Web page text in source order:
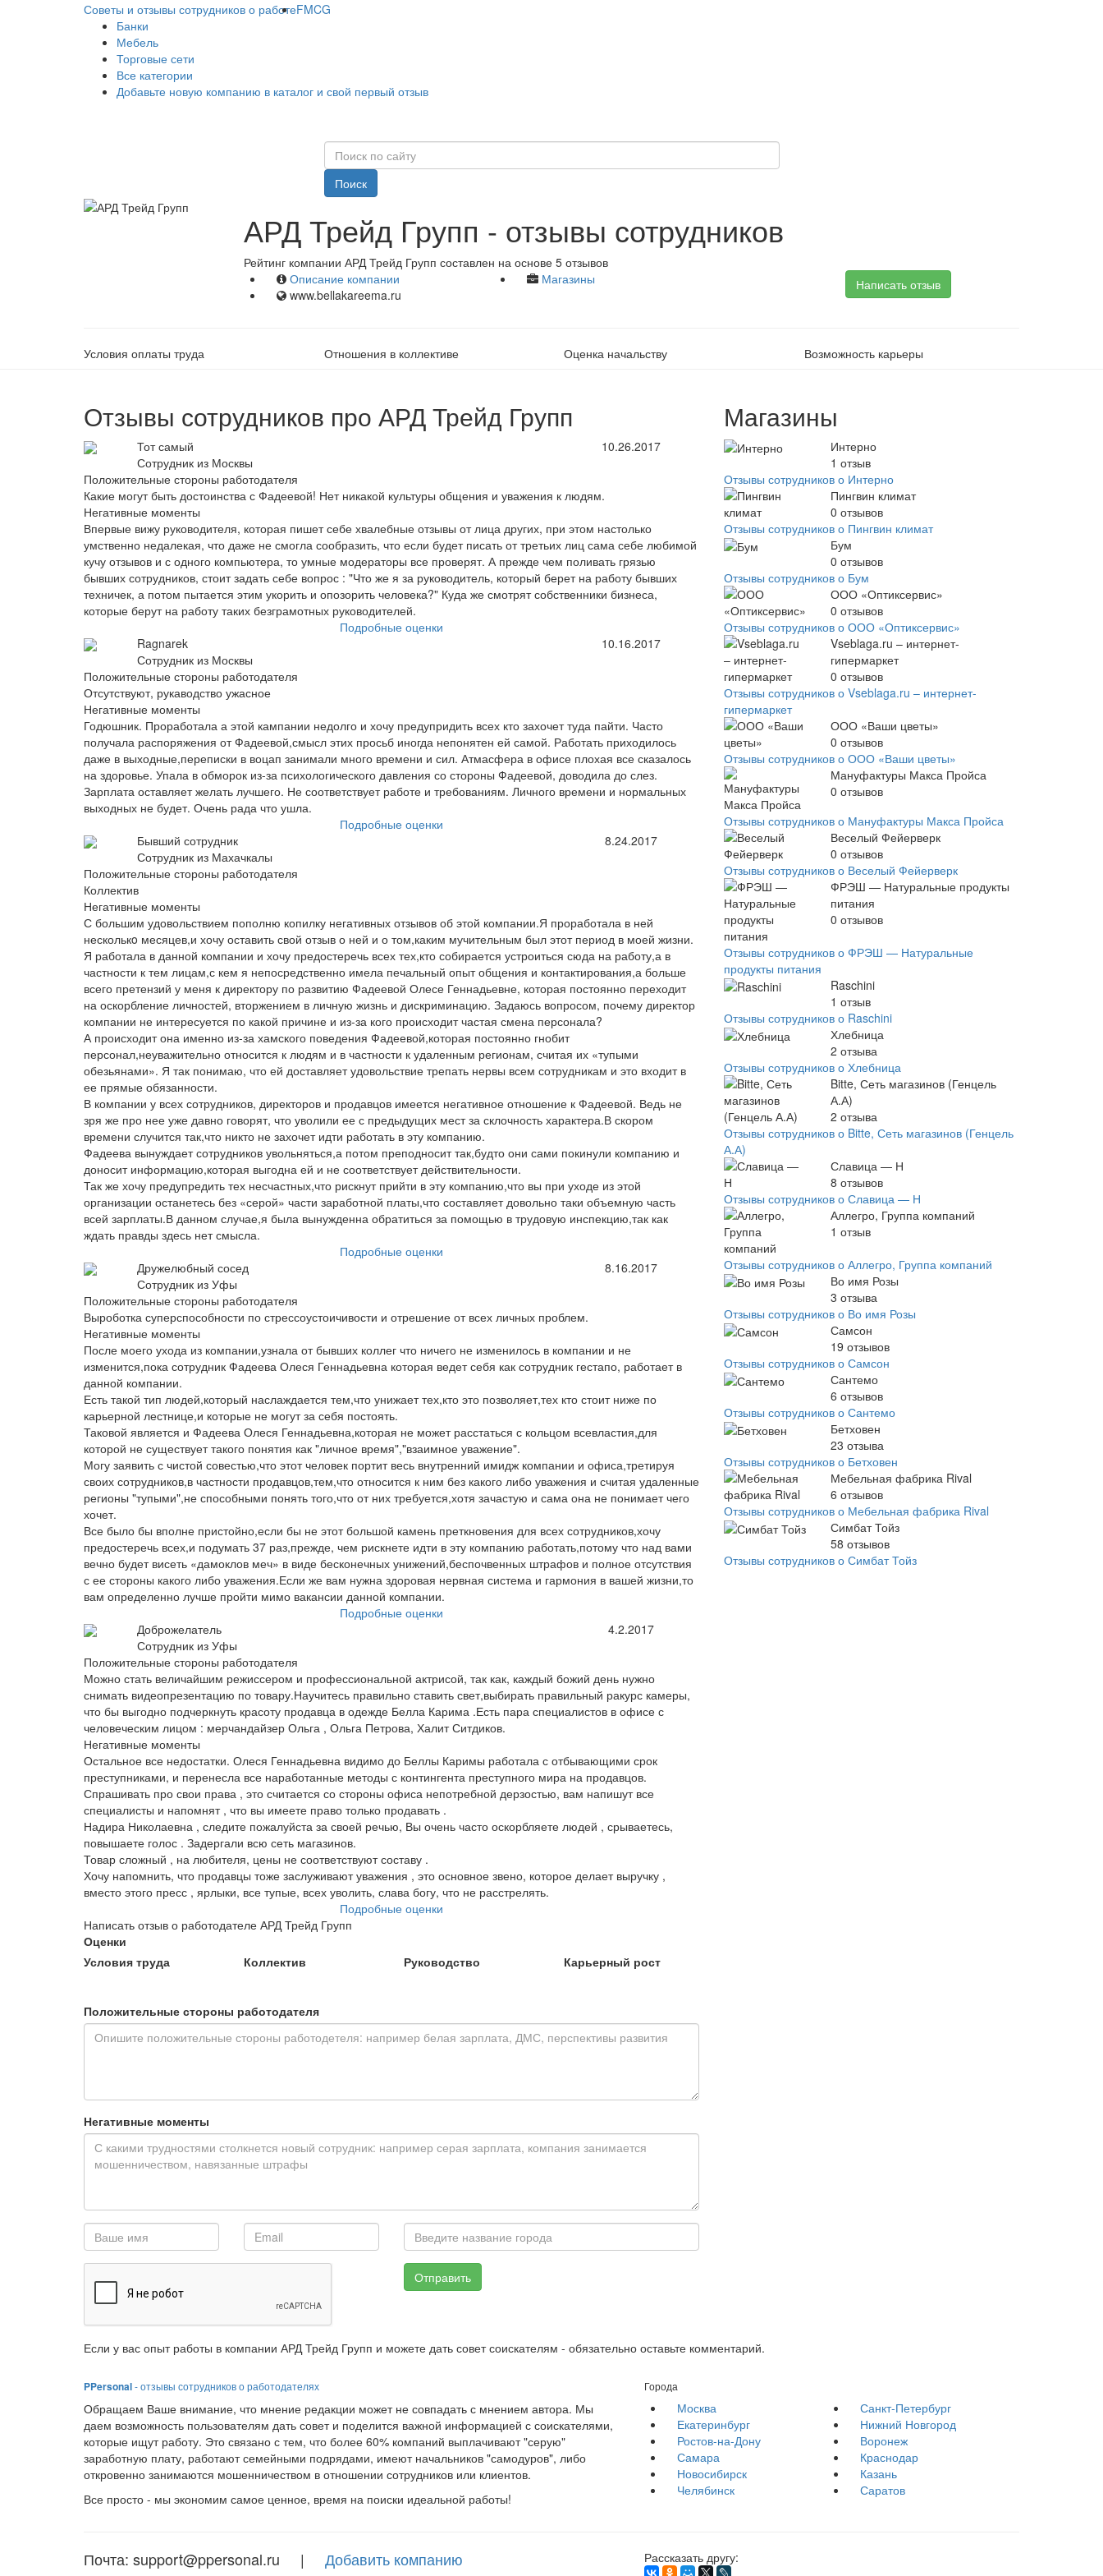
Советы и отзывы сотрудников о работеFMCG
Банки
Мебель
Торговые сети
Все категории
Добавьте новую компанию в каталог и свой первый отзыв
Поиск
АРД Трейд Групп - отзывы сотрудников
Рейтинг компании АРД Трейд Групп составлен на основе 5 отзывов
Описание компании
Магазины
www.bellakareema.ru
Написать отзыв
Условия оплаты труда Отношения в коллективе Оценка начальству Возможность карьеры
Отзывы сотрудников про АРД Трейд Групп
Тот самый
Сотрудник из Москвы
10.26.2017
Положительные стороны работодателя
Какие могут быть достоинства с Фадеевой! Нет никакой культуры общения и уважения к людям.
Негативные моменты
Впервые вижу руководителя, которая пишет себе хвалебные отзывы от лица других, при этом настолько
умственно недалекая, что даже не смогла сообразить, что если будет писать от третьих лиц сама себе любимой
кучу отзывов и с одного компьютера, то умные модераторы все проверят. А прежде чем поливать грязью
бывших сотрудников, стоит задать себе вопрос : "Что же я за руководитель, который берет на работу бывших
техничек, а потом пытается этим укорить и опозорить человека?" Куда же смотрят собственники бизнеса,
которые берут на работу таких безграмотных руководителей.
Подробные оценки
Ragnarek
Сотрудник из Москвы
10.16.2017
Положительные стороны работодателя
Отсутствуют, рукаводство ужасное
Негативные моменты
Годюшник. Проработала а этой кампании недолго и хочу предупридить всех кто захочет туда пайти. Часто
получала распоряжения от Фадеевой,смысл этих просьб иногда непонятен ей самой. Работать приходилось
даже в выходные,переписки в воцап занимали много времени и сил. Атмасфера в офисе плохая все сказалось
на здоровье. Упала в обморок из-за психологического давления со стороны Фадеевой, доводила до слез.
Зарплата оставляет желать лучшего. Не соответствует работе и требованиям. Личного времени и нормальных
выходных не будет. Очень рада что ушла.
Подробные оценки
Бывший сотрудник
Сотрудник из Махачкалы
8.24.2017
Положительные стороны работодателя
Коллектив
Негативные моменты
С большим удовольствием пополню копилку негативных отзывов об этой компании.Я проработала в ней
несколькo месяцев,и хочу оставить свой отзыв о ней и о том,каким мучительным был этот период в моей жизни.
Я работала в данной компании и хочу предостеречь всех тех,кто собирается устроиться сюда на работу,а в
частности к тем лицам,с кем я непосредственно имела печальный опыт общения и контактирования,а больше
всего претензий у меня к директору по развитию Фадеевой Олесе Геннадьевне, которая постоянно переходит
на оскорбление личностей, вторжением в личную жизнь и дискриминацию. Задаюсь вопросом, почему директор
компании не интересуется по какой причине и из-за кого происходит частая смена персонала?
А происходит она именно из-за хамского поведения Фадеевой,которая постоянно гнобит
персонал,неуважительно относится к людям и в частности к удаленным регионам, считая их «тупыми
обезьянами». Я так понимаю, что ей доставляет удовольствие трепать нервы всем сотрудникам и это входит в
ее прямые обязанности.
В компании у всех сотрудников, директоров и продавцов имеется негативное отношение к Фадеевой. Ведь не
зря же про нее уже давно говорят, что уволили ее с предыдущих мест за склочность характера.В скором
времени случится так,что никто не захочет идти работать в эту компанию.
Фадеева вынуждает сотрудников увольняться,а потом преподносит так,будто они сами покинули компанию и
доносит информацию,которая выгодна ей и не соответствует действительности.
Так же хочу предупредить тех несчастных,что рискнут прийти в эту компанию,что вы при уходе из этой
организации останетесь без «серой» части заработной платы,что составляет довольно таки объемную часть
всей зарплаты.В данном случае,я была вынужденна обратиться за помощью в трудовую инспекцию,так как
ждать правды здесь нет смысла.
Подробные оценки
Дружелюбный сосед
Сотрудник из Уфы
8.16.2017
Положительные стороны работодателя
Выроботка суперспособности по стрессоустоичивости и отрешение от всех личных проблем.
Негативные моменты
После моего ухода из компании,узнала от бывших коллег что ничего не изменилось в компании и не
изменится,пока сотрудник Фадеева Олеся Геннадьевна которая ведет себя как сотрудник гестапо, работает в
данной компании.
Есть такой тип людей,который наслаждается тем,что унижает тех,кто это позволяет,тех кто стоит ниже по
карьерной лестнице,и которые не могут за себя постоять.
Таковой является и Фадеева Олеся Геннадьевна,которая не может расстаться с кольцом всевластия,для
которой не существует такого понятия как "личное время","взаимное уважение".
Могу заявить с чистой совестью,что этот человек портит весь внутренний имидж компании и офиса,третируя
своих сотрудников,в частности продавцов,тем,что относится к ним без какого либо уважения и считая удаленные
регионы "тупыми",не способными понять того,что от них требуется,хотя зачастую и сама она не понимает чего
хочет.
Все было бы вполне пристойно,если бы не этот большой камень преткновения для всех сотрудников,хочу
предостеречь всех,и подумать 37 раз,прежде, чем рискнете идти в эту компанию работать,потому что над вами
вечно будет висеть «дамоклов меч» в виде бесконечных унижений,беспочвенных штрафов и полное отсутствия
с ее стороны какого либо уважения.Если же вам нужна здоровая нервная система и гармония в вашей жизни,то
вам определенно лучше пройти мимо вакансии данной компании.
Подробные оценки
Доброжелатель
Сотрудник из Уфы
4.2.2017
Положительные стороны работодателя
Можно стать величайшим режиссером и профессиональной актрисой, так как, каждый божий день нужно
снимать видеопрезентацию по товару.Научитесь правильно ставить свет,выбирать правильный ракурс камеры,
что бы выгодно подчеркнуть красоту продавца в одежде Белла Карима .Есть пара специалистов в офисе с
человеческим лицом : мерчандайзер Ольга , Ольга Петрова, Халит Ситдиков.
Негативные моменты
Остальное все недостатки. Олеся Геннадьевна видимо до Беллы Каримы работала с отбывающими срок
преступниками, и перенесла все наработанные методы с контингента преступного мира на продавцов.
Спрашивать про свои права , это считается со стороны офиса непотребной дерзостью, вам напишут все
специалисты и напомнят , что вы имеете право только продавать .
Надира Николаевна , следите пожалуйста за своей речью, Вы очень часто оскорбляете людей , срываетесь,
повышаете голос . Задергали всю сеть магазинов.
Товар сложный , на любителя, цены не соответствуют составу .
Хочу напомнить, что продавцы тоже заслуживают уважения , это основное звено, которое делает выручку ,
вместо этого пресс , ярлыки, все тупые, всех уволить, слава богу, что не расстрелять.
Подробные оценки
Написать отзыв о работодателе АРД Трейд Групп
Оценки
Условия труда
Коллектив Руководство Карьерный рост
Положительные стороны работодателя
Негативные моменты
Отправить
Магазины
Интерно
1 отзыв
Отзывы сотрудников о Интерно
Пингвин климат
0 отзывов
Отзывы сотрудников о Пингвин климат
Бум
0 отзывов
Отзывы сотрудников о Бум
ООО «Оптиксервис»
0 отзывов
Отзывы сотрудников о ООО «Оптиксервис»
Vseblaga.ru – интернет-
гипермаркет
0 отзывов
Отзывы сотрудников о Vseblaga.ru – интернет-
гипермаркет
ООО «Ваши цветы»
0 отзывов
Отзывы сотрудников о ООО «Ваши цветы»
Мануфактуры Макса Пройса
0 отзывов
Отзывы сотрудников о Мануфактуры Макса Пройса
Веселый Фейерверк
0 отзывов
Отзывы сотрудников о Веселый Фейерверк
ФРЭШ — Натуральные продукты
питания
0 отзывов
Отзывы сотрудников о ФРЭШ — Натуральные
продукты питания
Raschini
1 отзыв
Отзывы сотрудников о Raschini
Хлебница
2 отзыва
Отзывы сотрудников о Хлебница
Bitte, Сеть магазинов (Генцель
А.А)
2 отзыва
Отзывы сотрудников о Bitte, Сеть магазинов (Генцель
А.А)
Славица — Н
8 отзывов
Отзывы сотрудников о Славица — Н
Аллегро, Группа компаний
1 отзыв
Отзывы сотрудников о Аллегро, Группа компаний
Во имя Розы
3 отзыва
Отзывы сотрудников о Во имя Розы
Самсон
19 отзывов
Отзывы сотрудников о Самсон
Сантемо
6 отзывов
Отзывы сотрудников о Сантемо
Бетховен
23 отзыва
Отзывы сотрудников о Бетховен
Мебельная фабрика Rival
6 отзывов
Отзывы сотрудников о Мебельная фабрика Rival
Симбат Тойз
58 отзывов
Отзывы сотрудников о Симбат Тойз
Если у вас опыт работы в компании АРД Трейд Групп и можете дать совет соискателям - обязательно оставьте комментарий.
PPersonal- отзывы сотрудников о работодателях
Обращаем Ваше внимание, что мнение редакции может не совпадать с мнением автора. Мы
даем возможность пользователям дать совет и поделится важной информацией с соискателями,
которые ищут работу. Это связано с тем, что более 60% компаний выплачивают "серую"
заработную плату, работают семейными подрядами, имеют начальников "самодуров", либо
откровенно занимаются мошенничеством в отношении сотрудников или клиентов.
Все просто - мы экономим самое ценное, время на поиски идеальной работы!
Города
Москва
Санкт-Петербург
Екатеринбург
Нижний Новгород
Ростов-на-Дону
Воронеж
Самара
Краснодар
Новосибирск
Казань
Челябинск
Саратов
Почта: support@ppersonal.ru | Добавить компанию Рассказать другу: